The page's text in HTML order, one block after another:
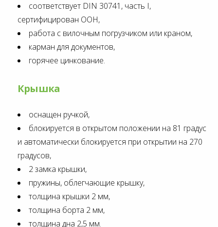
соответствует DIN 30741, часть I,
сертифицирован ООН,
работа с вилочным погрузчиком или краном,
карман для документов,
горячее цинкование.
Крышка
оснащен ручкой,
блокируется в открытом положении на 81 градус
и автоматически блокируется при открытии на 270
градусов,
2 замка крышки,
пружины, облегчающие крышку,
толщина крышки 2 мм,
толщина борта 2 мм,
толщина дна 2,5 мм.